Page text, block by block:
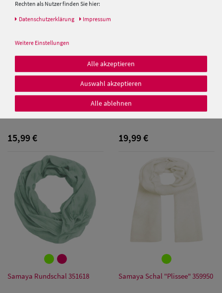
Damen Caps
Baseball Caps
Damen UV-
Schutz Caps
Damen
Bandana Caps
Damen
Sonnenschilder
15,99 €
Samaya Breitschal
19,99 €
Samaya Rundschal 351618 Samaya Schal "Plissee" 359950
Rechten als Nutzer finden Sie hier:
Daten­schutz­erklärung Impressum
Weitere Einstellungen
Alle akzeptieren
Auswahl akzeptieren
Alle ablehnen